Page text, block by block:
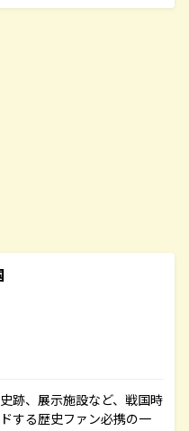
跡、展示施設など、戦国時
する歴史ファン必携の一